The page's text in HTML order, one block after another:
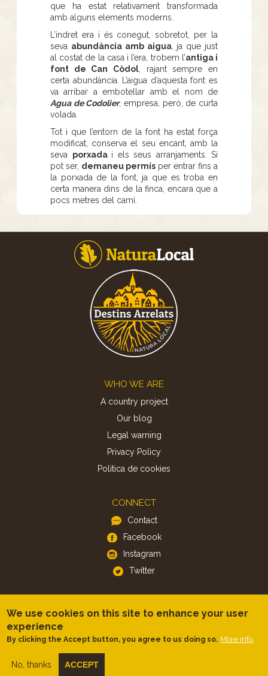
que ha estat relativament transformada
amb alguns elements moderns.
L’indret era i és conegut, sobretot, per la
seva abundància amb aigua, ja que just
al costat de la casa i l’era, trobem l’antiga i
font de Can Còdol , rajant sempre en
certa abundància. L’aigua d’aquesta font es
va arribar a embotellar amb el nom de
Agua de Codolier, empresa, però, de curta
volada.
Tot i que l’entorn de la font ha estat força
modificat, conserva el seu encant, amb la
seva porxada i els seus arranjaments. Si
pot ser, demaneu permís per entrar fins a
la porxada de la font, ja que es troba en
certa manera dins de la finca, encara que a
pocs metres del camí.
WHO WE ARE
A country project
Our blog
Legal warning
Privacy Policy
Politica de cookies
CONNECT
Contact
Facebook
Instagram
Twitter
Android
We use cookies on this site to enhance your user
experience
By clicking the Accept button, you agree to us doing so. More info
No, thanks ACCEPT